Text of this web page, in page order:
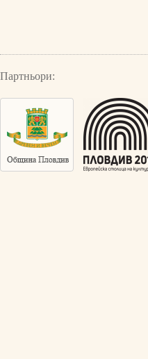
Партньори: